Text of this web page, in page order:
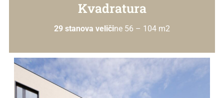
Kvadratura
29 stanova veličine 56 – 104 m2